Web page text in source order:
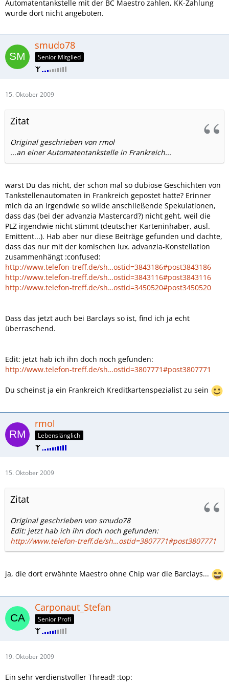
Automatentankstelle mit der BC Maestro zahlen, KK-Zahlung
wurde dort nicht angeboten.
smudo78
Senior Mitglied
15. Oktober 2009
Zitat
Original geschrieben von rmol
...an einer Automatentankstelle in Frankreich...
warst Du das nicht, der schon mal so dubiose Geschichten von
Tankstellenautomaten in Frankreich gepostet hatte? Erinner
mich da an irgendwie so wilde anschließende Spekulationen,
dass das (bei der advanzia Mastercard?) nicht geht, weil die
PLZ irgendwie nicht stimmt (deutscher Karteninhaber, ausl.
Emittent...). Hab aber nur diese Beiträge gefunden und dachte,
dass das nur mit der komischen lux. advanzia-Konstellation
zusammenhängt :confused:
http://www.telefon-treff.de/sh…ostid=3843186#post3843186
http://www.telefon-treff.de/sh…ostid=3843116#post3843116
http://www.telefon-treff.de/sh…ostid=3450520#post3450520
Dass das jetzt auch bei Barclays so ist, find ich ja echt
überraschend.
Edit: jetzt hab ich ihn doch noch gefunden:
http://www.telefon-treff.de/sh…ostid=3807771#post3807771
Du scheinst ja ein Frankreich Kreditkartenspezialist zu sein
rmol
Lebenslänglich
15. Oktober 2009
Zitat
Original geschrieben von smudo78
Edit: jetzt hab ich ihn doch noch gefunden:
http://www.telefon-treff.de/sh…ostid=3807771#post3807771
ja, die dort erwähnte Maestro ohne Chip war die Barclays...
Carponaut_Stefan
Senior Profi
19. Oktober 2009
Ein sehr verdienstvoller Thread! :top: